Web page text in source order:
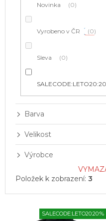
Novinka 0
Vyrobeno v ČR 0
Sleva 0
Barva
Velikost
Výrobce
Položek k zobrazení: 3
SALECODE:LETO20:20:%